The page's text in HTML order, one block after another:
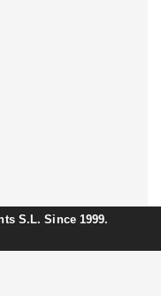
S.L. Since 1999.